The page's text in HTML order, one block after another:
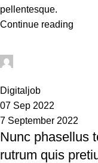
pellentesque.
Continue reading
Digitaljob
07 Sep 2022
7 September 2022
Nunc phasellus
rutrum quis